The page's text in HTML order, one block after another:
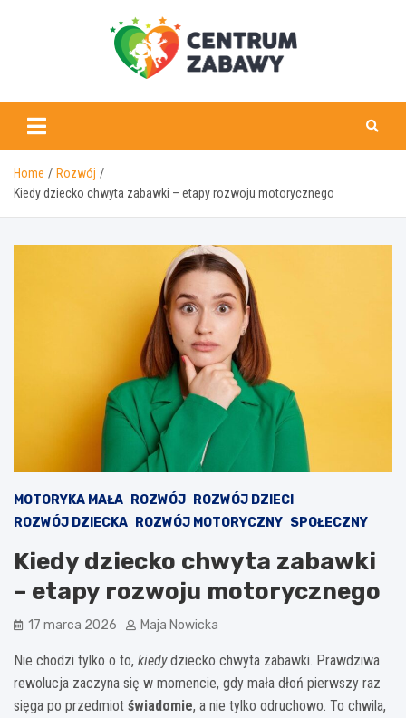
centrumzabawy.pl
Home
Rozwój
Kiedy dziecko chwyta zabawki – etapy rozwoju motorycznego
MOTORYKA MAŁA ROZWÓJ
ROZWÓJ DZIECI
ROZWÓJ DZIECKA
ROZWÓJ MOTORYCZNY SPOŁECZNY
Kiedy dziecko chwyta zabawki
– etapy rozwoju motorycznego
17 marca 2026 Maja Nowicka
Nie chodzi tylko o to, kiedydziecko chwyta zabawki. Prawdziwa
rewolucja zaczyna się w momencie, gdy mała dłoń pierwszy raz
sięga po przedmiot świadomie, a nie tylko odruchowo. To chwila,